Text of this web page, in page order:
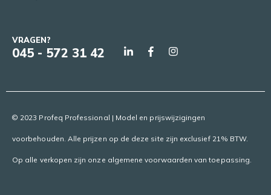
VRAGEN?
045 - 572 31 42
© 2023 Profeq Professional | Model en prijswijzigingen
voorbehouden. Alle prijzen op de deze site zijn exclusief 21% BTW.
Op alle verkopen zijn onze algemene voorwaarden van toepassing.